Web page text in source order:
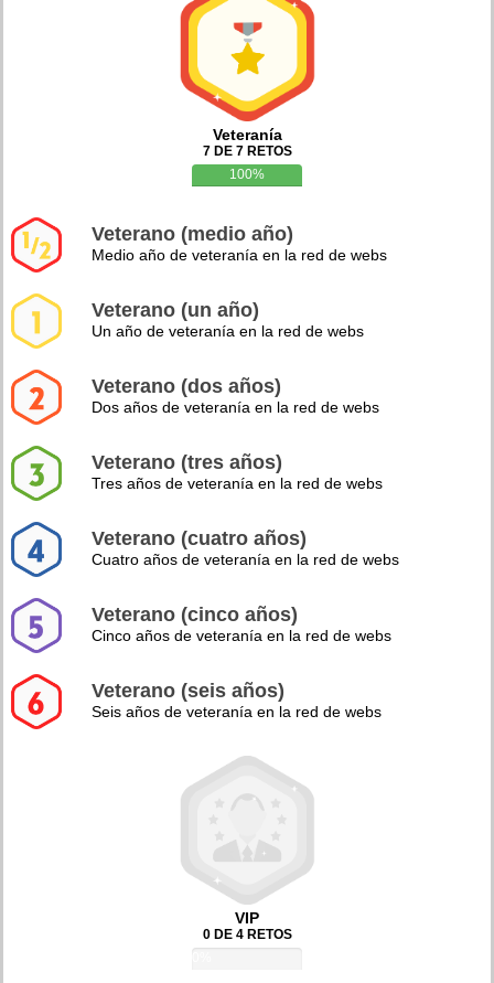
Veteranía
7 DE 7 RETOS
100%
Veterano (medio año)
Medio año de veteranía en la red de webs
Veterano (un año)
Un año de veteranía en la red de webs
Veterano (dos años)
Dos años de veteranía en la red de webs
Veterano (tres años)
Tres años de veteranía en la red de webs
Veterano (cuatro años)
Cuatro años de veteranía en la red de webs
Veterano (cinco años)
Cinco años de veteranía en la red de webs
Veterano (seis años)
Seis años de veteranía en la red de webs
VIP
0 DE 4 RETOS